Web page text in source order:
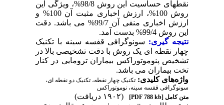
نقطه­ای حساسیت این روش 98/8%، ویژگی این
روش 100%، ارزش اخباری مثبت آن 100% و
ارزش اخباری منفی آن 99/7% می باشد. دقت
این روش 99/4% بدست آمد.
نتیجه ­گیری: سونوگرافی قفسه سینه با تکنیک
چهار نقطه ای یک روش با دقت تشخیصی بالا در
تشخیص پنوموتوراکس بیماران ترومایی در کنار
تخت بیماران می باشد.
واژه‌های کلیدی: تکنیک چهار نقطه، تکنیک دو نقطه ای،
سونوگرافی قفسه سینه، نوموتوراکس
متن کامل[PDF 788 kb]
(۱۹۰۲ دریافت)